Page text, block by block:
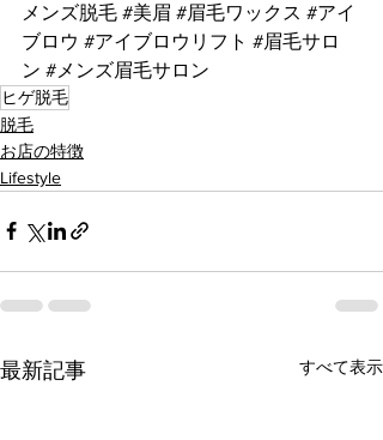
メンズ脱毛 #美眉 #眉毛ワックス #アイ
ブロウ #アイブロウリフト #眉毛サロ
ン #メンズ眉毛サロン
ヒゲ脱毛
脱毛
お店の特徴
Lifestyle
最新記事 すべて表示